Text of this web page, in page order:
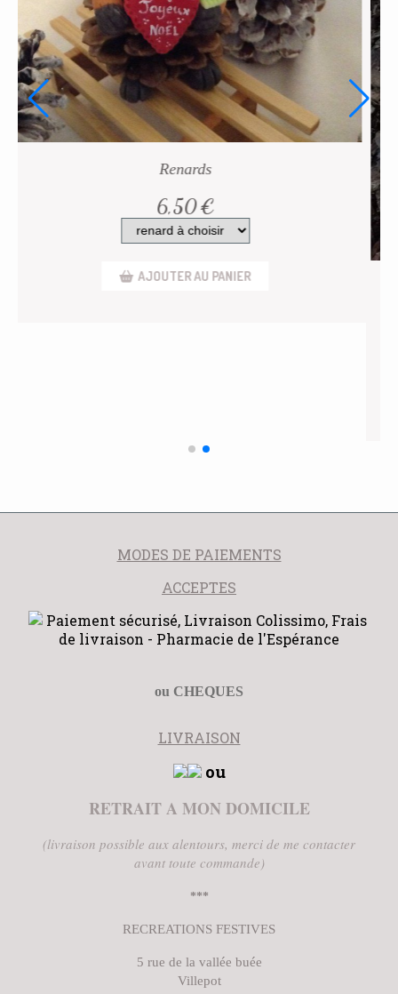
6,50
AJOUTER AU PANIER
MODES DE PAIEMENTS
ACCEPTES
ou CHEQUES
LIVRAISON
ou
RETRAIT A MON DOMICILE
(livraison possible aux alentours, merci de me contacter
avant toute commande)
***
RECREATIONS FESTIVES
5 rue de la vallée buée
Villepot